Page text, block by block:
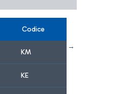
Ultimo →
Codice
KM
KE